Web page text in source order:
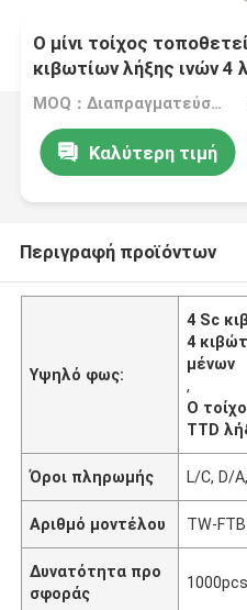
Ο μίνι τοίχος
κιβωτίων λήξης ινών 4
MOQ：Διαπραγματεύσιμος
Καλύτερη τιμή
Περιγραφή προϊόντων
Υψηλό φως:
4 Sc
4
μένων
,
Ο
TTD
Όροι πληρωμής L/C, D/
Αριθμό μοντέλου TW-
Δυνατότητα προ
σφοράς